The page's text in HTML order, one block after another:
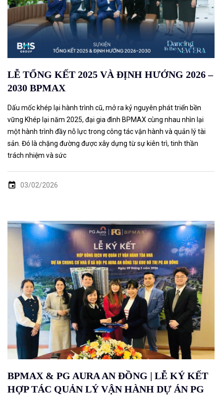
LỄ TỔNG KẾT 2025 VÀ ĐỊNH HƯỚNG 2026 –
2030 BPMAX
Dấu mốc khép lại hành trình cũ, mở ra kỷ nguyên phát triển bền
vững Khép lại năm 2025, đại gia đình BPMAX cùng nhau nhìn lại
một hành trình đầy nỗ lực trong công tác vận hành và quản lý tài
sản. Đó là chặng đường được xây dựng từ sự kiên trì, tinh thần
trách nhiệm và sức
03/02/2026
BPMAX & PG AURA AN ĐỒNG | LỄ KÝ KẾT
HỢP TÁC QUẢN LÝ VẬN HÀNH DỰ ÁN PG